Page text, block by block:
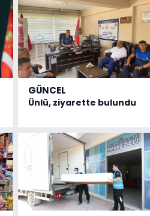
GÜNCEL
Ünlü, ziyarette bulundu